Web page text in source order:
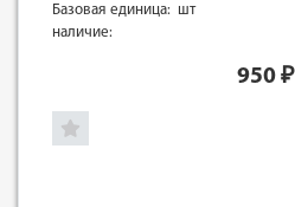
Базовая единица: шт
наличие:
950 ₽